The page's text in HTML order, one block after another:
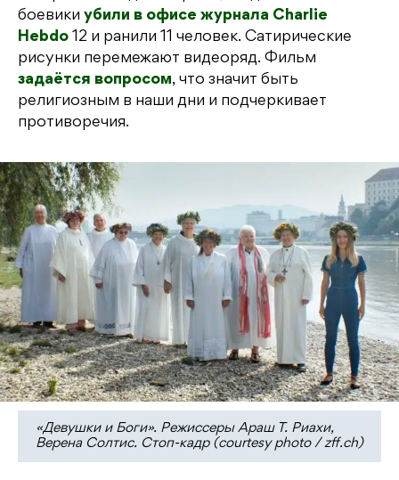
боевики убили в офисе журнала Charlie
Hebdo 12 и ранили 11 человек. Сатирические
рисунки перемежают видеоряд. Фильм
задаётся вопросом, что значит быть
религиозным в наши дни и подчеркивает
противоречия.
«Девушки и Боги». Режиссеры Араш Т. Риахи,
Верена Солтис. Стоп-кадр (courtesy photo / zff.ch)